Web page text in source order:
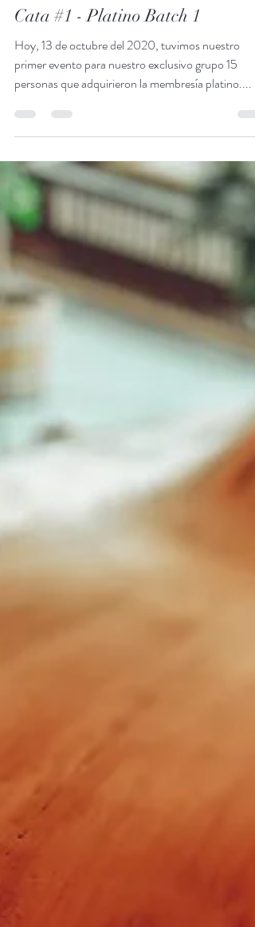
Bottles & Brothers
13 oct 2020
4 min de lectura
Cata #1 - Platino Batch 1
Hoy, 13 de octubre del 2020, tuvimos nuestro
primer evento para nuestro exclusivo grupo 15